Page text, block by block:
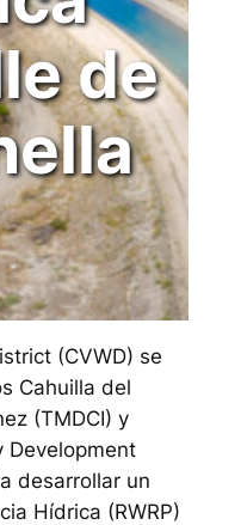
de
(CVWD) se
Cahuilla del
(TMDCI) y
Development
desarrollar un
Hídrica (RWRP)